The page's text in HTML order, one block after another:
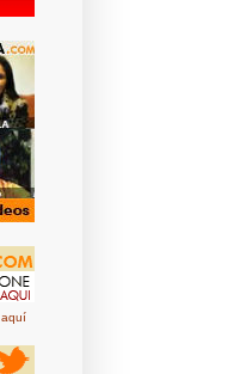
aquí